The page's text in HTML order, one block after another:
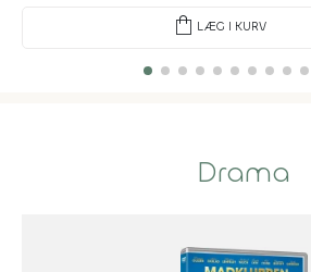
shopping_bag LÆG I KURV
Drama